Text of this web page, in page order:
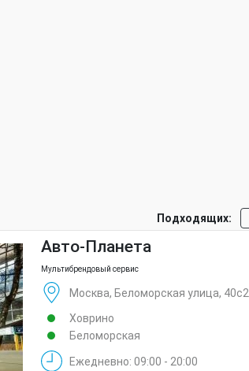
Подходящих:
Авто-Планета
Мультибрендовый сервис
Москва, Беломорская улица, 40с2
Ховрино
Беломорская
Ежедневно: 09:00 - 20:00